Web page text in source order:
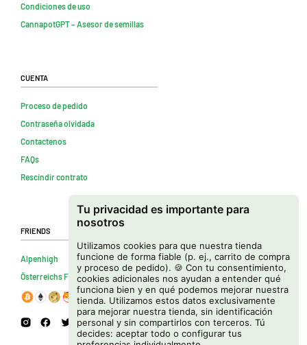
Tu privacidad es importante para
nosotros
Utilizamos cookies para que nuestra tienda
funcione de forma fiable (p. ej., carrito de compra
y proceso de pedido). 🍪 Con tu consentimiento,
cookies adicionales nos ayudan a entender qué
funciona bien y en qué podemos mejorar nuestra
tienda. Utilizamos estos datos exclusivamente
para mejorar nuestra tienda, sin identificación
personal y sin compartirlos con terceros. Tú
decides: aceptar todo o configurar tus
Condiciones de uso
CannapotGPT – Asesor de semillas
Cuenta
Proceso de pedido
Contraseña olvidada
Contactenos
FAQs
Rescindir contrato
Friends
Alpenhigh
Österreichs Firmenverzeichnis